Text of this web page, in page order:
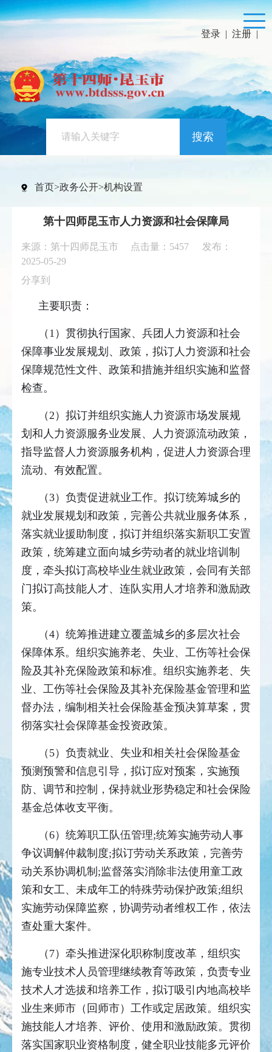
登录 | 注册 |
搜索
首页>政务公开>机构设置
第十四师昆玉市人力资源和社会保障局
来源：第十四师昆玉市 点击量： 5457
发布：
2025-05-29
分享到
主要职责：
（1）贯彻执行国家、兵团人力资源和社会
保障事业发展规划、政策，拟订人力资源和社会
保障规范性文件、政策和措施并组织实施和监督
检查。
（2）拟订并组织实施人力资源市场发展规
划和人力资源服务业发展、人力资源流动政策，
指导监督人力资源服务机构，促进人力资源合理
流动、有效配置。
（3）负责促进就业工作。拟订统筹城乡的
就业发展规划和政策，完善公共就业服务体系，
落实就业援助制度，拟订并组织落实新职工安置
政策，统筹建立面向城乡劳动者的就业培训制
度，牵头拟订高校毕业生就业政策，会同有关部
门拟订高技能人才、连队实用人才培养和激励政
策。
（4）统筹推进建立覆盖城乡的多层次社会
保障体系。组织实施养老、失业、工伤等社会保
险及其补充保险政策和标准。组织实施养老、失
业、工伤等社会保险及其补充保险基金管理和监
督办法，编制相关社会保险基金预决算草案，贯
彻落实社会保障基金投资政策。
（5）负责就业、失业和相关社会保险基金
预测预警和信息引导，拟订应对预案，实施预
防、调节和控制，保持就业形势稳定和社会保险
基金总体收支平衡。
（6）统筹职工队伍管理;统筹实施劳动人事
争议调解仲裁制度;拟订劳动关系政策，完善劳
动关系协调机制;监督落实消除非法使用童工政
策和女工、未成年工的特殊劳动保护政策;组织
实施劳动保障监察，协调劳动者维权工作，依法
查处重大案件。
（7）牵头推进深化职称制度改革，组织实
施专业技术人员管理继续教育等政策，负责专业
技术人才选拔和培养工作，拟订吸引内地高校毕
业生来师市（回师市）工作或定居政策。组织实
施技能人才培养、评价、使用和激励政策。贯彻
落实国家职业资格制度，健全职业技能多元评价